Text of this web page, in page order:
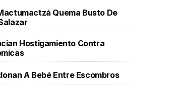
en educación especial.Una
en educación especial
Quema Busto De
Hostigamiento Contra
A Bebé Entre Escombros